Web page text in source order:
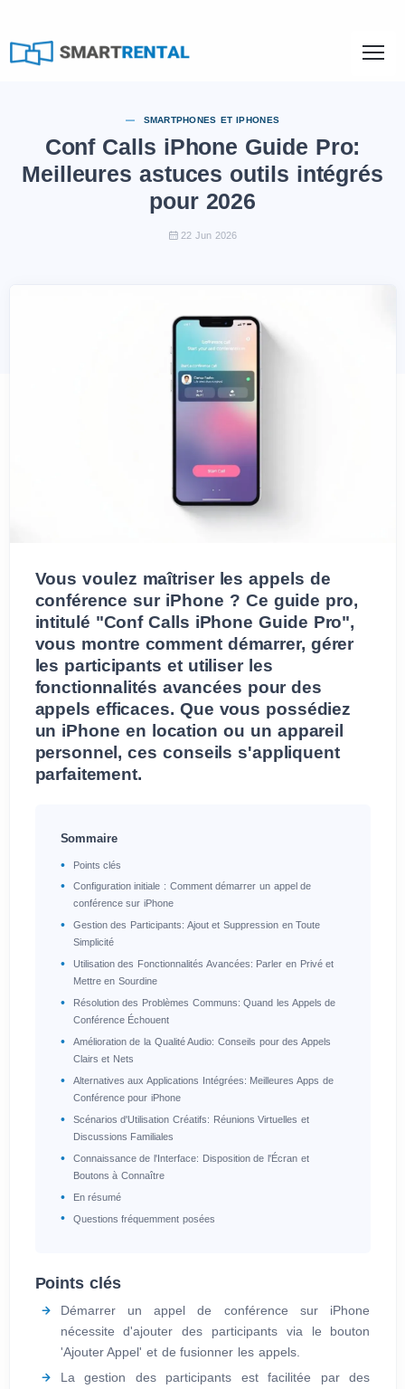
SMARTPHONES ET IPHONES
Conf Calls iPhone Guide Pro:
Meilleures astuces outils intégrés
pour 2026
22 Jun 2026
Vous voulez maîtriser les appels de
conférence sur iPhone ? Ce guide pro,
intitulé "Conf Calls iPhone Guide Pro",
vous montre comment démarrer, gérer
les participants et utiliser les
fonctionnalités avancées pour des
appels efficaces. Que vous possédiez
un iPhone en location ou un appareil
personnel, ces conseils s'appliquent
parfaitement.
Sommaire
Points clés
Configuration initiale : Comment démarrer un appel de
conférence sur iPhone
Gestion des Participants: Ajout et Suppression en Toute
Simplicité
Utilisation des Fonctionnalités Avancées: Parler en Privé et
Mettre en Sourdine
Résolution des Problèmes Communs: Quand les Appels de
Conférence Échouent
Amélioration de la Qualité Audio: Conseils pour des Appels
Clairs et Nets
Alternatives aux Applications Intégrées: Meilleures Apps de
Conférence pour iPhone
Scénarios d'Utilisation Créatifs: Réunions Virtuelles et
Discussions Familiales
Connaissance de l'Interface: Disposition de l'Écran et
Boutons à Connaître
En résumé
Questions fréquemment posées
Points clés
Démarrer un appel de conférence sur iPhone
nécessite d'ajouter des participants via le bouton
'Ajouter Appel' et de fusionner les appels.
La gestion des participants est facilitée par des